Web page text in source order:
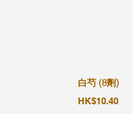
白芍 (8劑)
HK$10.40